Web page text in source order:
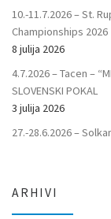
10.-11.7.2026 – St.
Championships 2026
8 julija 2026
4.7.2026 – Tacen –
SLOVENSKI POKAL
3 julija 2026
27.-28.6.2026 –
ARHIVI